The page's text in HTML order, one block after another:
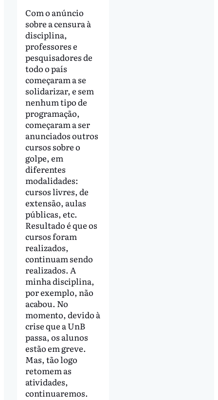
Com o anúncio
sobre a censura à
disciplina,
professores e
pesquisadores de
todo o país
começaram a se
solidarizar, e sem
nenhum tipo de
programação,
começaram a ser
anunciados outros
cursos sobre o
golpe, em
diferentes
modalidades:
cursos livres, de
extensão, aulas
públicas, etc.
Resultado é que os
cursos foram
realizados,
continuam sendo
realizados. A
minha disciplina,
por exemplo, não
acabou. No
momento, devido à
crise que a UnB
passa, os alunos
estão em greve.
Mas, tão logo
retomem as
atividades,
continuaremos.